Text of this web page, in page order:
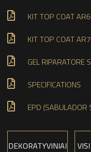
KIT TOP COAT
KIT TOP COAT
GEL RIPARATORE
SPECIFICATIONS
EPD (SABULADOR
DEKORATYVINIAI